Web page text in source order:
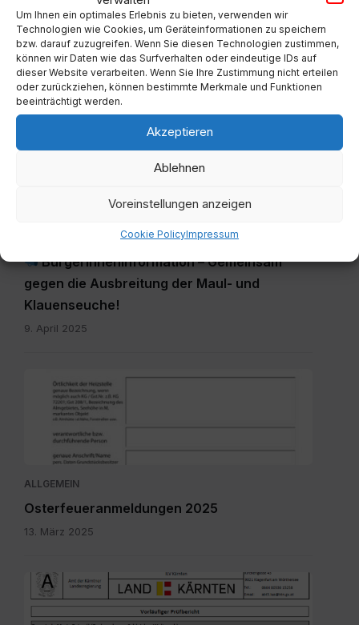
Um Ihnen ein optimales Erlebnis zu bieten, verwenden wir
Technologien wie Cookies, um Geräteinformationen zu speichern
bzw. darauf zuzugreifen. Wenn Sie diesen Technologien zustimmen,
können wir Daten wie das Surfverhalten oder eindeutige IDs auf
dieser Website verarbeiten. Wenn Sie Ihre Zustimmung nicht erteilen
oder zurückziehen, können bestimmte Merkmale und Funktionen
beeinträchtigt werden.
Akzeptieren
Ablehnen
Voreinstellungen anzeigen
Cookie PolicyImpressum
ALLGEMEIN
Werde freiwillige(r) Helfer(in)!
5. August 2025
BürgerInneninformation – Gemeinsam
gegen die Ausbreitung der Maul- und
Klauenseuche!
9. April 2025
Meldung_Heizstelle_Brauchtumsfeuer.pdf
ALLGEMEIN
Osterfeueranmeldungen 2025
13. März 2025
Bild.png